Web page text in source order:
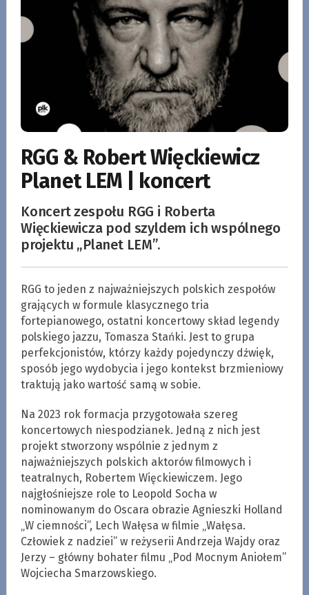
RGG & Robert Więckiewicz
Planet LEM | koncert
Koncert zespołu RGG i Roberta
Więckiewicza pod szyldem ich wspólnego
projektu „Planet LEM”.
RGG to jeden z najważniejszych polskich zespołów
grających w formule klasycznego tria
fortepianowego, ostatni koncertowy skład legendy
polskiego jazzu, Tomasza Stańki. Jest to grupa
perfekcjonistów, którzy każdy pojedynczy dźwięk,
sposób jego wydobycia i jego kontekst brzmieniowy
traktują jako wartość samą w sobie.
Na 2023 rok formacja przygotowała szereg
koncertowych niespodzianek. Jedną z nich jest
projekt stworzony wspólnie z jednym z
najważniejszych polskich aktorów filmowych i
teatralnych, Robertem Więckiewiczem. Jego
najgłośniejsze role to Leopold Socha w
nominowanym do Oscara obrazie Agnieszki Holland
„W ciemności”, Lech Wałęsa w filmie „Wałęsa.
Człowiek z nadziei” w reżyserii Andrzeja Wajdy oraz
Jerzy – główny bohater filmu „Pod Mocnym Aniołem”
Wojciecha Smarzowskiego.